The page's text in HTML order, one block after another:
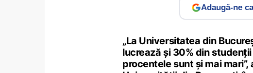
Adaugă-ne
„La Universitatea din
lucrează și 30% din
procentele sunt și mai